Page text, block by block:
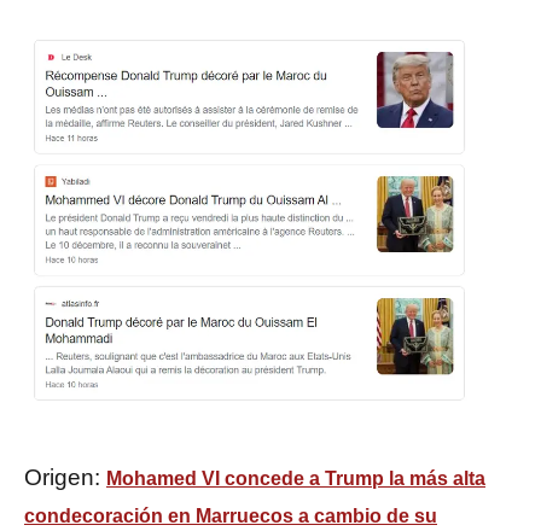
Origen: Mohamed VI concede a Trump la más alta
condecoración en Marruecos a cambio de su